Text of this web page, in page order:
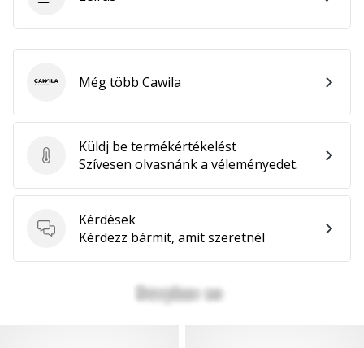
őrült
mint
Csatlakozz
márkanagykövetként.
Küldj be termékértékelést
Küldj be termékértékelést
Szívesen olvasnánk a véleményedet.
Kérdések
Kérdések
Kérdezz bármit, amit szeretnél
CawilaMég több Cawila